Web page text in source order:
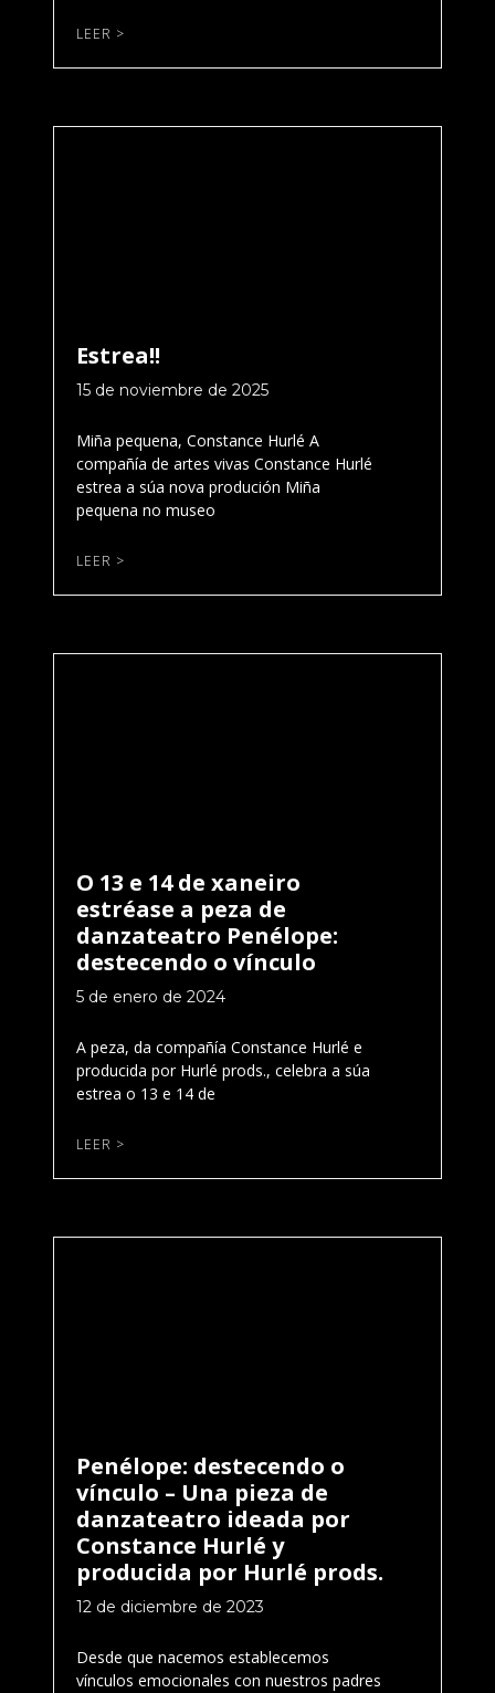
LEER >
Estrea!!
15 de noviembre de 2025
Miña pequena, Constance Hurlé A
compañía de artes vivas Constance Hurlé
estrea a súa nova produción Miña
pequena no museo
LEER >
O 13 e 14 de xaneiro
estréase a peza de
danzateatro Penélope:
destecendo o vínculo
5 de enero de 2024
A peza, da compañía Constance Hurlé e
producida por Hurlé prods., celebra a súa
estrea o 13 e 14 de
LEER >
Penélope: destecendo o
vínculo – Una pieza de
danzateatro ideada por
Constance Hurlé y
producida por Hurlé prods.
12 de diciembre de 2023
Desde que nacemos establecemos
vínculos emocionales con nuestros padres